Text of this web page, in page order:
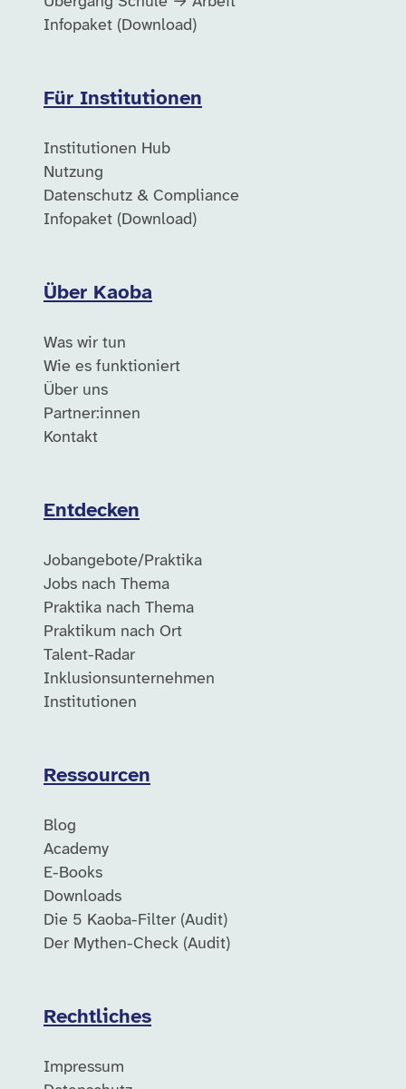
Infopaket (Download)
Für Institutionen
Institutionen Hub
Nutzung
Datenschutz & Compliance
Infopaket (Download)
Über Kaoba
Was wir tun
Wie es funktioniert
Über uns
Partner:innen
Kontakt
Entdecken
Jobangebote/Praktika
Jobs nach Thema
Praktika nach Thema
Praktikum nach Ort
Talent-Radar
Inklusionsunternehmen
Institutionen
Ressourcen
Blog
Academy
E-Books
Downloads
Die 5 Kaoba-Filter (Audit)
Der Mythen-Check (Audit)
Rechtliches
Impressum